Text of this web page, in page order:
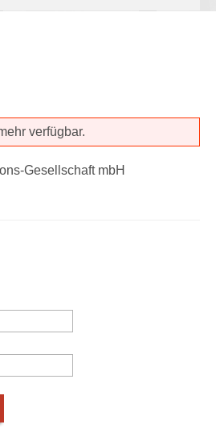
verfügbar.
Gesellschaft mbH